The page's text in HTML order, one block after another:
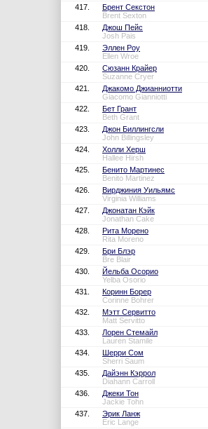
417.
Брент Секстон
Brent Sexton
418.
Джош Пейс
Josh Pais
419.
Эллен Роу
Ellen Wroe
420.
Сюзанн Крайер
Suzanne Cryer
421.
Джакомо Джианниотти
Giacomo Gianniotti
422.
Бет Грант
Beth Grant
423.
Джон Биллингсли
John Billingsley
424.
Холли Херш
Hallee Hirsh
425.
Бенито Мартинес
Benito Martinez
426.
Вирджиния Уильямс
Virginia Williams
427.
Джонатан Кэйк
Jonathan Cake
428.
Рита Морено
Rita Moreno
429.
Бри Блэр
Bre Blair
430.
Йельба Осорио
Yelba Osorio
431.
Коринн Борер
Corinne Bohrer
432.
Мэтт Сервитто
Matt Servitto
433.
Лорен Стемайл
Lauren Stamile
434.
Шерри Сом
Sherri Saum
435.
Дайэнн Кэррол
Diahann Carroll
436.
Джеки Тон
Jackie Tohn
437.
Эрик Ланж
Eric Lange